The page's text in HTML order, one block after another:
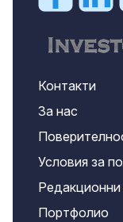
Контакти
За нас
Условия за
Портфолио